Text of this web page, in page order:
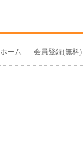
ホーム 会員登録(無料)